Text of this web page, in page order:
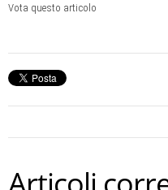
Vota questo articolo